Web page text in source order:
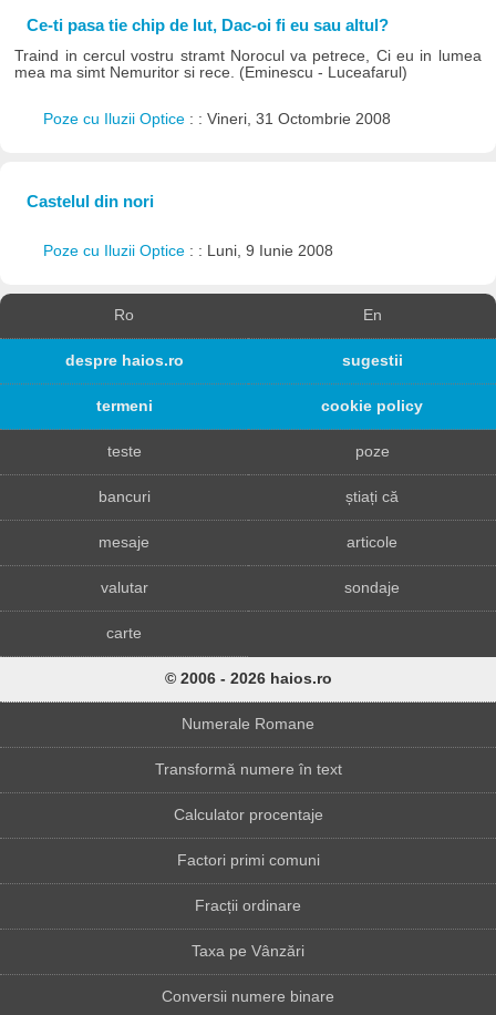
Ce-ti pasa tie chip de lut, Dac-oi fi eu sau altul?
Traind in cercul vostru stramt Norocul va petrece, Ci eu in lumea
mea ma simt Nemuritor si rece. (Eminescu - Luceafarul)
Poze cu Iluzii Optice : : Vineri, 31 Octombrie 2008
Castelul din nori
Poze cu Iluzii Optice : : Luni, 9 Iunie 2008
Ro En
despre haios.ro sugestii
termeni cookie policy
teste poze
bancuri știați că
mesaje articole
valutar sondaje
carte
© 2006 - 2026 haios.ro
Numerale Romane
Transformă numere în text
Calculator procentaje
Factori primi comuni
Fracții ordinare
Taxa pe Vânzări
Conversii numere binare